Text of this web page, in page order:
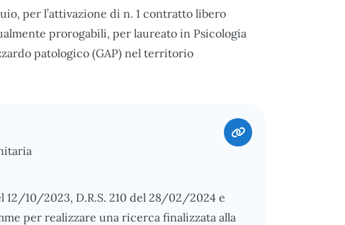
per l’attivazione di n. 1 contratto libero
prorogabili, per laureato in Psicologia
patologico (GAP) nel territorio
12/10/2023, D.R.S. 210 del 28/02/2024 e
per realizzare una ricerca finalizzata alla